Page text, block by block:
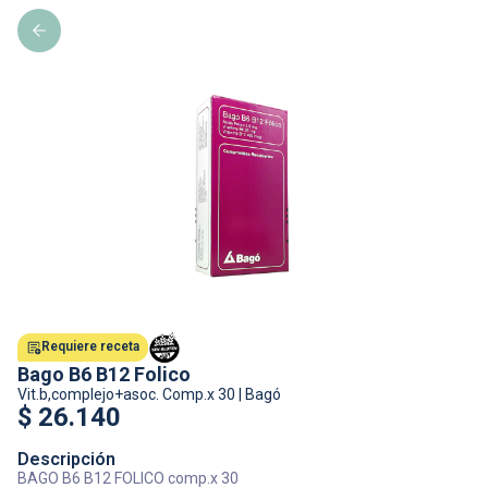
Requiere receta
Bago B6 B12 Folico
Vit.b,complejo+asoc. Comp.x 30 Bagó
$ 26.140
Descripción
BAGO B6 B12 FOLICO comp.x 30